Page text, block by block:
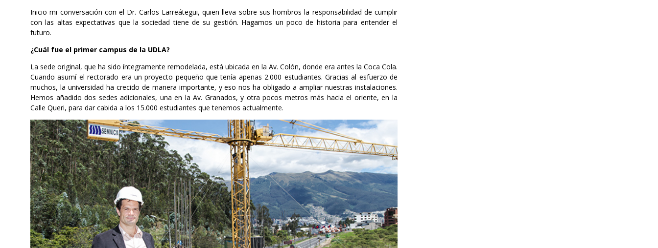
Inicio mi conversación con el Dr. Carlos Larreátegui, quien lleva sobre sus hombros la responsabilidad de cumplir
con las altas expectativas que la sociedad tiene de su gestión. Hagamos un poco de historia para entender el
futuro.
¿Cuál fue el primer campus de la UDLA?
La sede original, que ha sido íntegramente remodelada, está ubicada en la Av. Colón, donde era antes la Coca Cola.
Cuando asumí el rectorado era un proyecto pequeño que tenía apenas 2.000 estudiantes. Gracias al esfuerzo de
muchos, la universidad ha crecido de manera importante, y eso nos ha obligado a ampliar nuestras instalaciones.
Hemos añadido dos sedes adicionales, una en la Av. Granados, y otra pocos metros más hacia el oriente, en la
Calle Queri, para dar cabida a los 15.000 estudiantes que tenemos actualmente.